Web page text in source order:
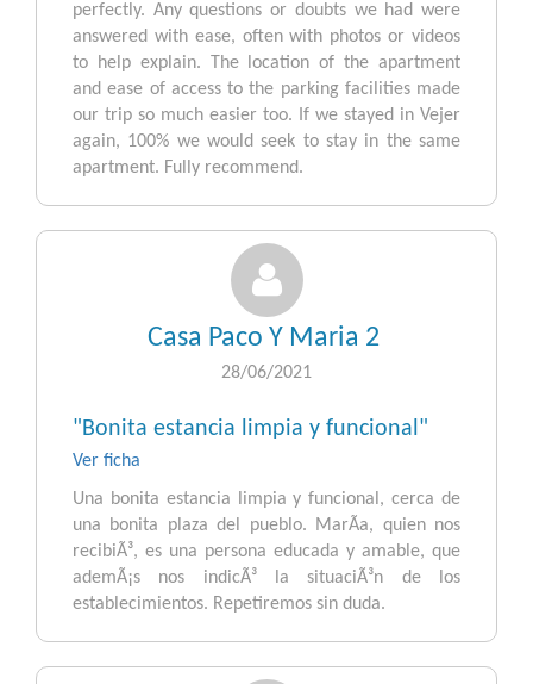
perfectly. Any questions or doubts we had were
answered with ease, often with photos or videos
to help explain. The location of the apartment
and ease of access to the parking facilities made
our trip so much easier too. If we stayed in Vejer
again, 100% we would seek to stay in the same
apartment. Fully recommend.
Casa Paco Y Maria 2
28/06/2021
"Bonita estancia limpia y funcional"
Ver ficha
Una bonita estancia limpia y funcional, cerca de
una bonita plaza del pueblo. MarÃ­a, quien nos
recibiÃ³, es una persona educada y amable, que
ademÃ¡s nos indicÃ³ la situaciÃ³n de los
establecimientos. Repetiremos sin duda.